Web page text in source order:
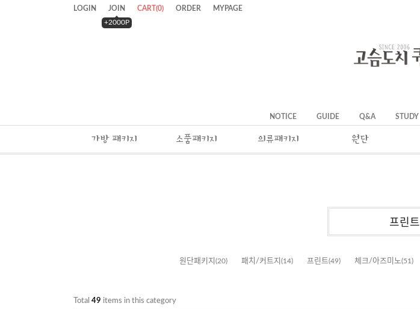
LOGIN
JOIN
+2000P
CART(0) ORDER MYPAGE
NOTICE GUIDE Q&A STUDY
가방 패키지 소품패키지 의류패키지 원단
프린트
원단패키지 (20) 패치/커트지 (14) 프린트(49) 체크/아즈미노(51)
Total 49 items in this category